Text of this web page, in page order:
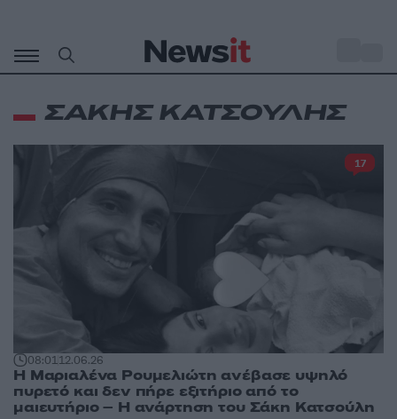
περιεχόμενο
ΣΑΚΗΣ ΚΑΤΣΟΥΛΗΣ
08:0112.06.26
Η Μαριαλένα Ρουμελιώτη ανέβασε υψηλό
πυρετό και δεν πήρε εξιτήριο από το
μαιευτήριο – Η ανάρτηση του Σάκη Κατσούλη
17